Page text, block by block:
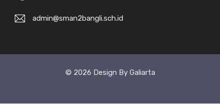
admin@sman2bangli.sch.id
© 2026 Design By Galiarta